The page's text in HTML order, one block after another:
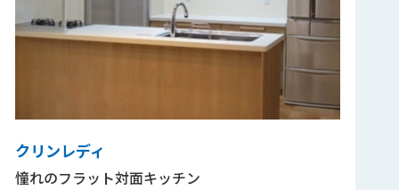
クリンレディ
憧れのフラット対面キッチン